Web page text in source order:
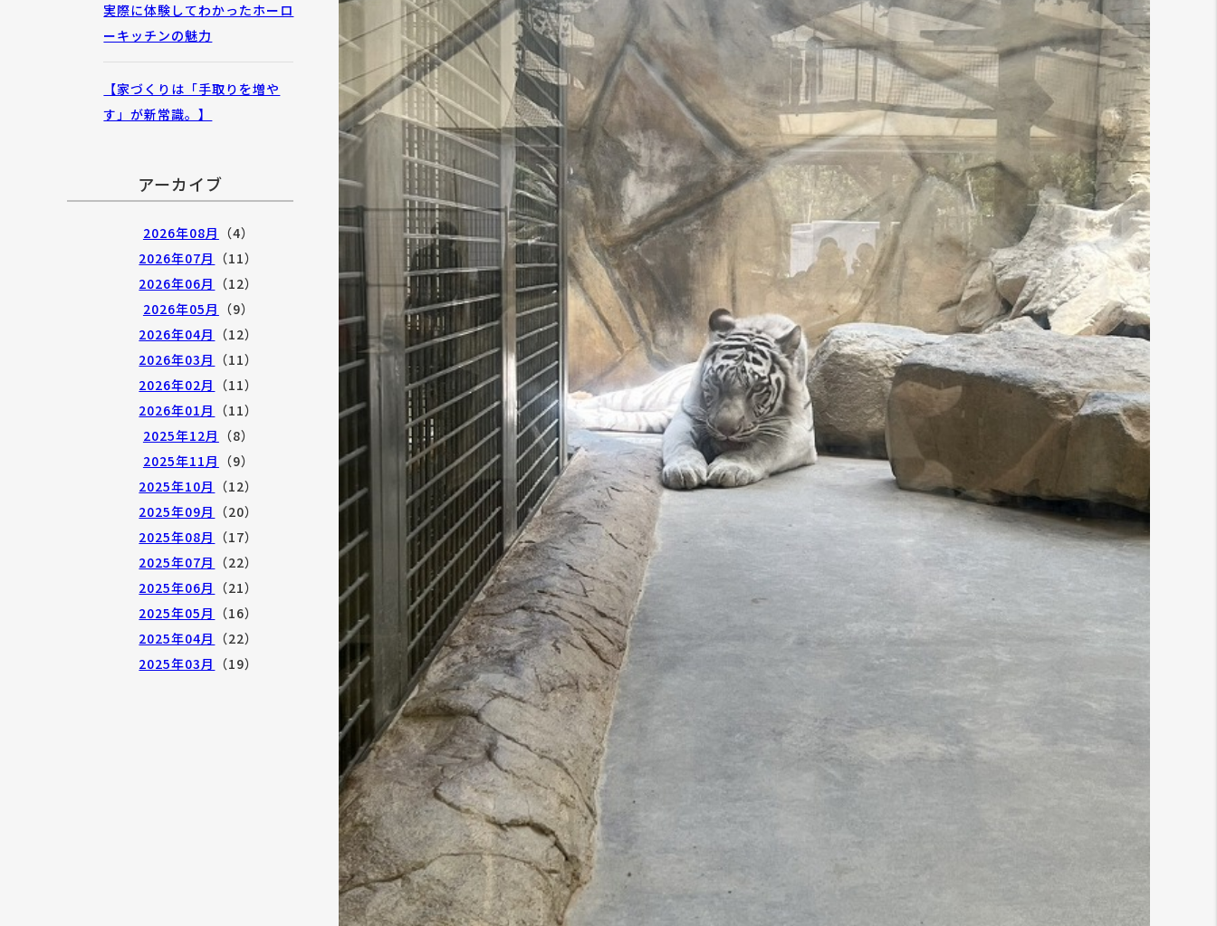
実際に体験してわかったホーロ
ーキッチンの魅力
【家づくりは「手取りを増や
す」が新常識。】
アーカイブ
2026年08月 （4）
2026年07月 （11）
2026年06月 （12）
2026年05月 （9）
2026年04月 （12）
2026年03月 （11）
2026年02月 （11）
2026年01月 （11）
2025年12月 （8）
2025年11月 （9）
2025年10月 （12）
2025年09月 （20）
2025年08月 （17）
2025年07月 （22）
2025年06月 （21）
2025年05月 （16）
2025年04月 （22）
2025年03月 （19）